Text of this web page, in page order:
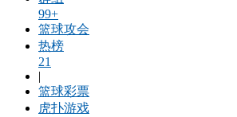
99+
篮球攻会
热榜
21
|
篮球彩票
虎扑游戏